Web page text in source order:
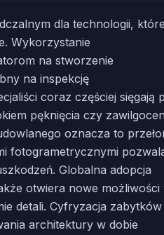
dla technologii, które
Wykorzystanie
na stworzenie
na inspekcję
coraz częściej sięgają
pęknięcia czy
oznacza to
fotogrametrycznymi
Globalna adopcja
otwiera nowe możliwości
detali. Cyfryzacja zabytków
architektury w dobie